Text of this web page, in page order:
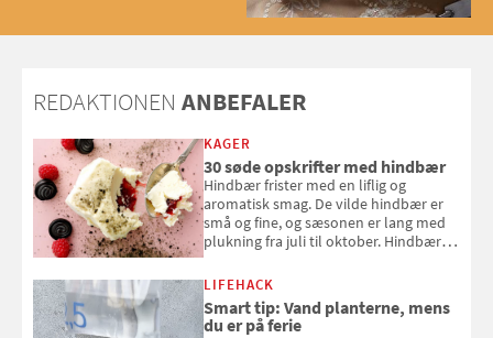
REDAKTIONEN ANBEFALER
KAGER
30 søde opskrifter med hindbær
Hindbær frister med en liflig og
aromatisk smag. De vilde hindbær er
små og fine, og sæsonen er lang med
plukning fra juli til oktober. Hindbær
kan bruge dine hindbær i alt fra
bagværk og salater til is og syltning.
LIFEHACK
Smart tip: Vand planterne, mens
du er på ferie